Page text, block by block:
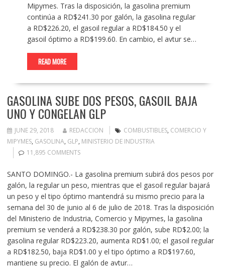
Mipymes. Tras la disposición, la gasolina premium
continúa a RD$241.30 por galón, la gasolina regular
a RD$226.20, el gasoil regular a RD$184.50 y el
gasoil óptimo a RD$199.60. En cambio, el avtur se…
READ MORE
GASOLINA SUBE DOS PESOS, GASOIL BAJA
UNO Y CONGELAN GLP
JUNE 29, 2018 REDACCION COMBUSTIBLES, COMERCIO Y
MIPYMES, GASOLINA, GLP, MINISTERIO DE INDUSTRIA
11,895 COMMENTS
SANTO DOMINGO.- La gasolina premium subirá dos pesos por
galón, la regular un peso, mientras que el gasoil regular bajará
un peso y el tipo óptimo mantendrá su mismo precio para la
semana del 30 de junio al 6 de julio de 2018. Tras la disposición
del Ministerio de Industria, Comercio y Mipymes, la gasolina
premium se venderá a RD$238.30 por galón, sube RD$2.00; la
gasolina regular RD$223.20, aumenta RD$1.00; el gasoil regular
a RD$182.50, baja RD$1.00 y el tipo óptimo a RD$197.60,
mantiene su precio. El galón de avtur…